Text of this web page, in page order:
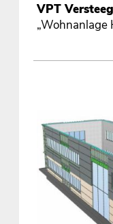
VPT
„Wohnanlage